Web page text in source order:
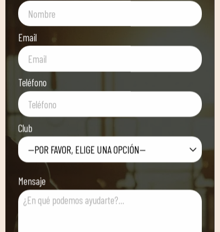
Email
Teléfono
Club
—POR FAVOR, ELIGE UNA OPCIÓN—
Mensaje